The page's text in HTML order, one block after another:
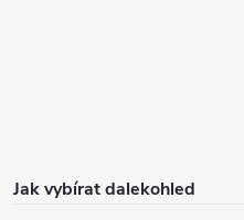
Jak vybírat dalekohled